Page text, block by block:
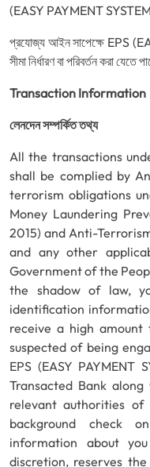
(EASY PAYMENT
প্রযোজ্য আইন সাপেক্ষে EPS
সীমা নির্ধারণ বা পরিবর্তন করা যেতে
Transaction Information
লেনদেন সম্পর্কিত তথ্য
All the transactions
shall be complied by
terrorism obligations
Money Laundering
2015) and Anti-
and any other
Government of the
the shadow of law,
identification
receive a high amount
suspected of being
EPS (EASY PAYMENT
Transacted Bank
relevant authorities
background check
information about
discretion, reserves